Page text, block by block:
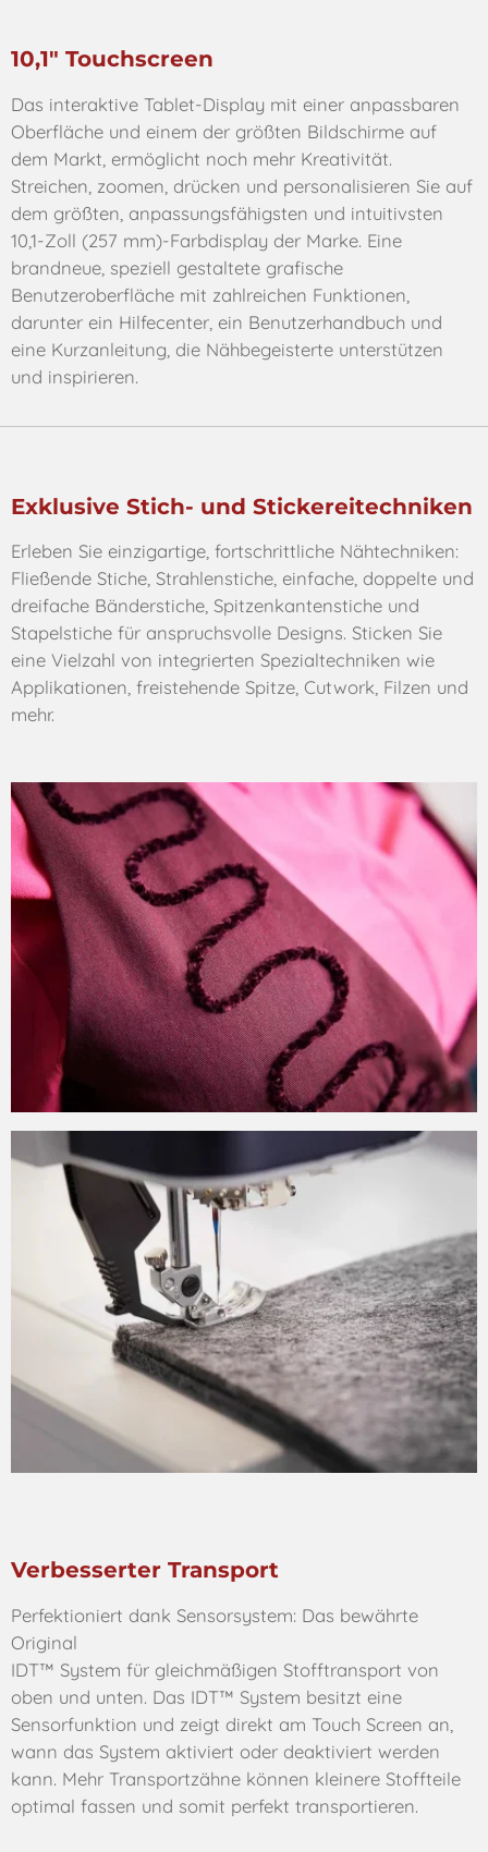
10,1" Touchscreen
Das interaktive Tablet-Display mit einer anpassbaren
Oberfläche und einem der größten Bildschirme auf
dem Markt, ermöglicht noch mehr Kreativität.
Streichen, zoomen, drücken und personalisieren Sie auf
dem größten, anpassungsfähigsten und intuitivsten
10,1-Zoll (257 mm)-Farbdisplay der Marke. Eine
brandneue, speziell gestaltete grafische
Benutzeroberfläche mit zahlreichen Funktionen,
darunter ein Hilfecenter, ein Benutzerhandbuch und
eine Kurzanleitung, die Nähbegeisterte unterstützen
und inspirieren.
Exklusive Stich- und Stickereitechniken
Erleben Sie einzigartige, fortschrittliche Nähtechniken:
Fließende Stiche, Strahlenstiche, einfache, doppelte und
dreifache Bänderstiche, Spitzenkantenstiche und
Stapelstiche für anspruchsvolle Designs. Sticken Sie
eine Vielzahl von integrierten Spezialtechniken wie
Applikationen, freistehende Spitze, Cutwork, Filzen und
mehr.
Verbesserter Transport
Perfektioniert dank Sensorsystem: Das bewährte
Original
IDT™ System für gleichmäßigen Stofftransport von
oben und unten. Das IDT™ System besitzt eine
Sensorfunktion und zeigt direkt am Touch Screen an,
wann das System aktiviert oder deaktiviert werden
kann. Mehr Transportzähne können kleinere Stoffteile
optimal fassen und somit perfekt transportieren.